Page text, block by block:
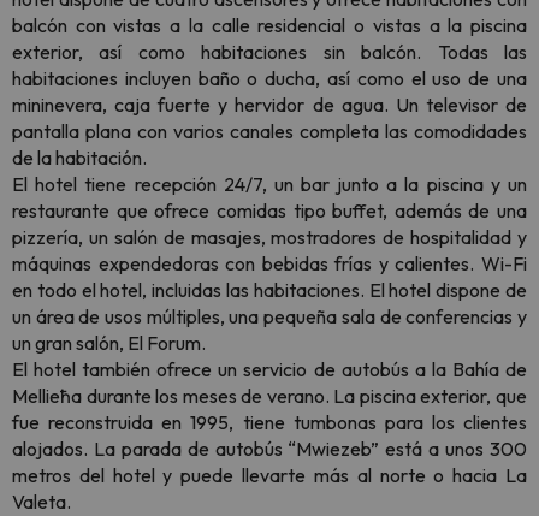
balcón con vistas a la calle residencial o vistas a la piscina
exterior, así como habitaciones sin balcón. Todas las
habitaciones incluyen baño o ducha, así como el uso de una
mininevera, caja fuerte y hervidor de agua. Un televisor de
pantalla plana con varios canales completa las comodidades
de la habitación.
El hotel tiene recepción 24/7, un bar junto a la piscina y un
restaurante que ofrece comidas tipo buffet, además de una
pizzería, un salón de masajes, mostradores de hospitalidad y
máquinas expendedoras con bebidas frías y calientes. Wi-Fi
en todo el hotel, incluidas las habitaciones. El hotel dispone de
un área de usos múltiples, una pequeña sala de conferencias y
un gran salón, El Forum.
El hotel también ofrece un servicio de autobús a la Bahía de
Mellieħa durante los meses de verano. La piscina exterior, que
fue reconstruida en 1995, tiene tumbonas para los clientes
alojados. La parada de autobús “Mwiezeb” está a unos 300
metros del hotel y puede llevarte más al norte o hacia La
Valeta.